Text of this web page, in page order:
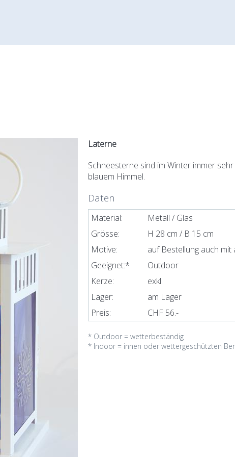
Laterne
Schneesterne sind im Winter immer
blauem Himmel.
Daten
Material:
Metall / Glas
Grösse:
H 28 cm / B 15 cm
Motive:
auf Bestellung auch
Geeignet:*
Outdoor
Kerze:
exkl.
Lager:
am Lager
Preis:
CHF 56.-
* Outdoor = wetterbeständig
* Indoor = innen oder wettergeschützten